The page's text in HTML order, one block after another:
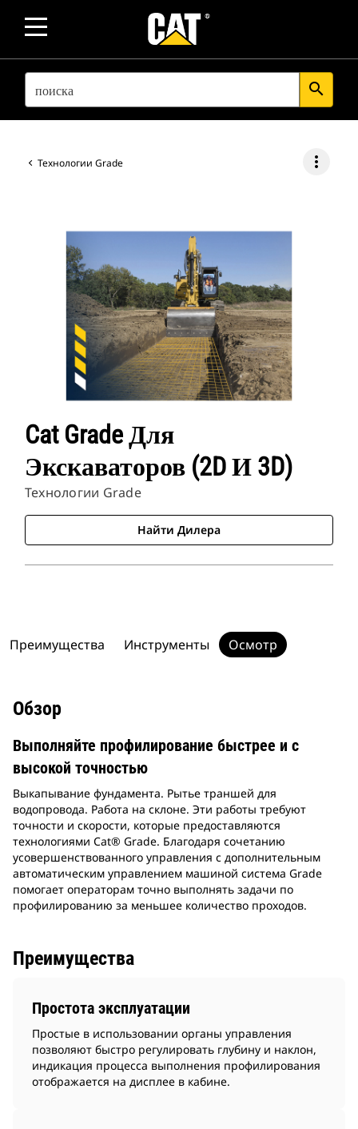
SEARCH search
Технологии Grade more_vert
Cat Grade Для
Экскаваторов (2D И 3D)
Технологии Grade
Найти Дилера
Преимущества Инструменты Осмотр
Обзор
Выполняйте профилирование быстрее и с
высокой точностью
Выкапывание фундамента. Рытье траншей для
водопровода. Работа на склоне. Эти работы требуют
точности и скорости, которые предоставляются
технологиями Cat® Grade. Благодаря сочетанию
усовершенствованного управления с дополнительным
автоматическим управлением машиной система Grade
помогает операторам точно выполнять задачи по
профилированию за меньшее количество проходов.
Преимущества
Простота эксплуатации
Простые в использовании органы управления
позволяют быстро регулировать глубину и наклон,
индикация процесса выполнения профилирования
отображается на дисплее в кабине.